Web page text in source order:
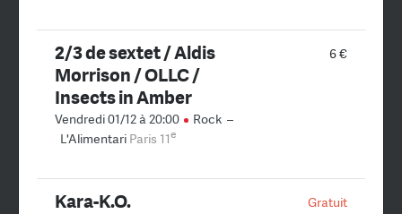
6 €
2/3 de sextet / Aldis
Morrison / OLLC /
Insects in Amber
Vendredi 01/12 à 20:00 Rock –
L'Alimentari Paris 11e
Gratuit
Kara-K.O.